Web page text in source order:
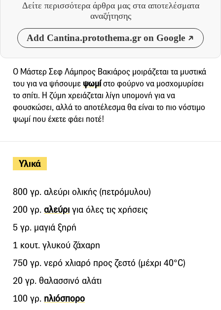
Δείτε περισσότερα άρθρα μας στα αποτελέσματα
αναζήτησης
Add Cantina.protothema.gr on Google
Υλικά
800 γρ. αλεύρι ολικής (πετρόμυλου)
200 γρ. αλεύρι για όλες τις χρήσεις
5 γρ. μαγιά ξηρή
1 κουτ. γλυκού ζάχαρη
750 γρ. νερό χλιαρό προς ζεστό (μέχρι 40°C)
20 γρ. θαλασσινό αλάτι
100 γρ. ηλιόσπορο
Ο Μάστερ Σεφ Λάμπρος Βακιάρος μοιράζεται τα μυστικά
του για να ψήσουμεψωμίστο φούρνο να μοσχομυρίσει
το σπίτι. Η ζύμη χρειάζεται λίγη υπομονή για να
φουσκώσει, αλλά το αποτέλεσμα θα είναι το πιο νόστιμο
ψωμί που έχετε φάει ποτέ!